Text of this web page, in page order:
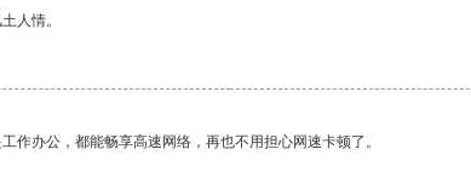
人情。
作办公，都能畅享高速网络，再也不用担心网速卡顿了。